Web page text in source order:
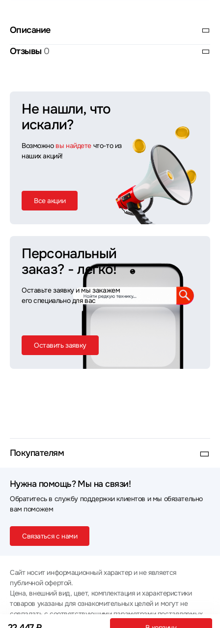
Описание
Отзывы 0
Не нашли, что
искали?
Возможно вы найдете что-то из
наших акций!
Все акции
Персональный
заказ? - легко!
Оставьте заявку и мы закажем
его специально для вас
Оставить заявку
Покупателям
Нужна помощь? Мы на связи!
Обратитесь в службу поддержки клиентов и мы обязательно
вам поможем
Связаться с нами
Сайт носит информационный характер и не является
публичной офертой.
Цена, внешний вид, цвет, комплектация и характеристики
товаров указаны для ознакомительных целей и могут не
совпадать с соответствующими параметрами поставляемых
товаров - уточняйте информацию у менеджера при